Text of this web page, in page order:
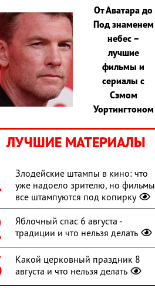
От Аватара до
Под знаменем
небес –
лучшие
фильмы и
сериалы с
Сэмом
Уортингтоном
ЛУЧШИЕ МАТЕРИАЛЫ
Злодейские штампы в кино: что
уже надоело зрителю, но фильмы
все штампуются под копирку
Яблочный спас 6 августа -
традиции и что нельзя делать
Какой церковный праздник 8
августа и что нельзя делать